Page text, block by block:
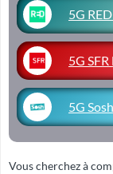
5G
5G
5G
Vous cherchez à